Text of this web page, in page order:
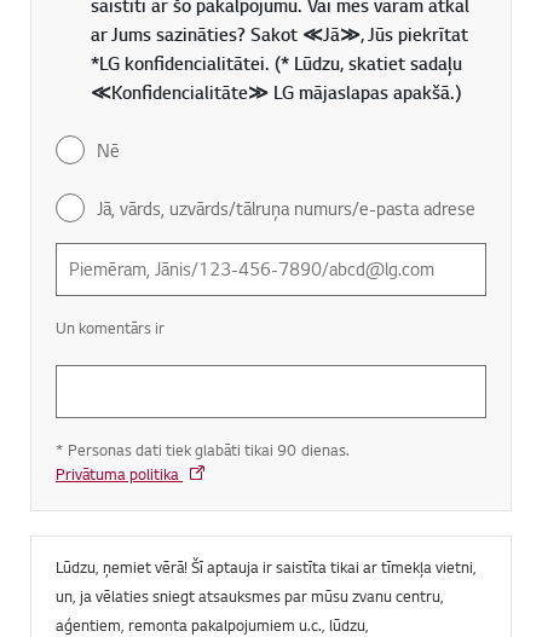
ar Jums sazināties? Sakot ≪Jā≫, Jūs piekrītat
*LG konfidencialitātei. (* Lūdzu, skatiet sadaļu
≪Konfidencialitāte≫ LG mājaslapas apakšā.)
Nē
Jā, vārds, uzvārds/tālruņa numurs/e-pasta adrese
Un komentārs ir
* Personas dati tiek glabāti tikai 90 dienas.
Privātuma politika
Lūdzu, ņemiet vērā! Šī aptauja ir saistīta tikai ar tīmekļa vietni,
un, ja vēlaties sniegt atsauksmes par mūsu zvanu centru,
aģentiem, remonta pakalpojumiem u.c., lūdzu,